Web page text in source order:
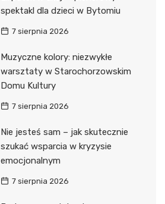
spektakl dla dzieci w Bytomiu
7 sierpnia 2026
Muzyczne kolory: niezwykłe
warsztaty w Starochorzowskim
Domu Kultury
7 sierpnia 2026
Nie jesteś sam – jak skutecznie
szukać wsparcia w kryzysie
emocjonalnym
7 sierpnia 2026